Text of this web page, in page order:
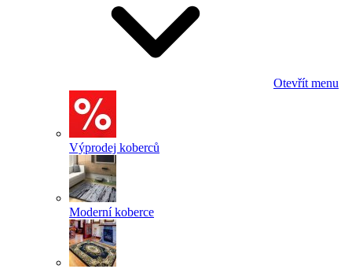
Otevřít menu
Výprodej koberců
Moderní koberce